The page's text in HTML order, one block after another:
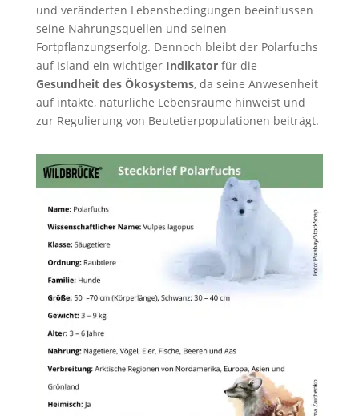
und veränderten Lebensbedingungen beeinflussen
seine Nahrungsquellen und seinen
Fortpflanzungserfolg. Dennoch bleibt der Polarfuchs
auf Island ein wichtiger Indikatorfür die
Gesundheit des Ökosystems, da seine Anwesenheit
auf intakte, natürliche Lebensräume hinweist und
zur Regulierung von Beutetierpopulationen beiträgt.